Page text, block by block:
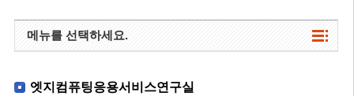
메뉴를 선택하세요.
엣지컴퓨팅응용서비스연구실